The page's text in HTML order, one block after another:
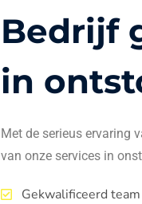
Bedrijf
in
Met de serieus ervaring
van onze services in
Gekwalificeerd team